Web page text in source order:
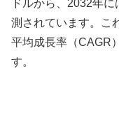
ドルから、2032年
測されています。こ
平均成長率（CAGR
す。